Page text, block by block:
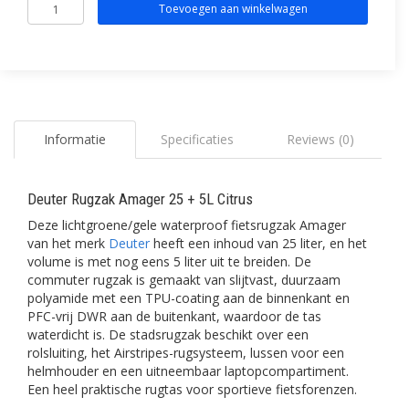
Toevoegen aan winkelwagen
Informatie Specificaties Reviews (0)
Deuter Rugzak Amager 25 + 5L Citrus
Deze lichtgroene/gele waterproof fietsrugzak Amager
van het merk Deuter heeft een inhoud van 25 liter, en het
volume is met nog eens 5 liter uit te breiden. De
commuter rugzak is gemaakt van slijtvast, duurzaam
polyamide met een TPU-coating aan de binnenkant en
PFC-vrij DWR aan de buitenkant, waardoor de tas
waterdicht is. De stadsrugzak beschikt over een
rolsluiting, het Airstripes-rugsysteem, lussen voor een
helmhouder en een uitneembaar laptopcompartiment.
Een heel praktische rugtas voor sportieve fietsforenzen.